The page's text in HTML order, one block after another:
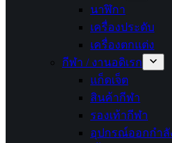
นาฬิกา
เครื่องประดับ
เครื่องตกแต่ง
กีฬา / งานอดิเรก
แก็ดเจ็ต
สินค้ากีฬา
รองเท้ากีฬา
อุปกรณ์ออกกำลั